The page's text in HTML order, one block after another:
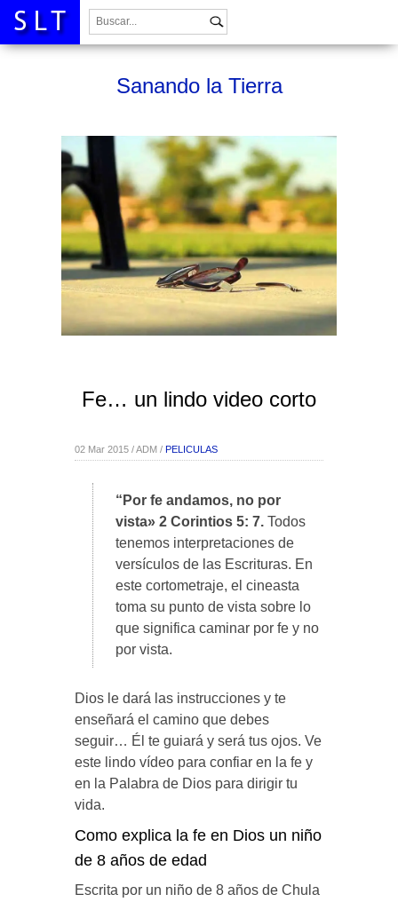
Buscar:
Sanando la Tierra
Fe… un lindo video corto
02 Mar 2015 / ADM / PELICULAS
“Por fe andamos, no por
vista» 2 Corintios 5: 7. Todos
tenemos interpretaciones de
versículos de las Escrituras. En
este cortometraje, el cineasta
toma su punto de vista sobre lo
que significa caminar por fe y no
por vista.
Dios le dará las instrucciones y te
enseñará el camino que debes
seguir… Él te guiará y será tus ojos. Ve
este lindo vídeo para confiar en la fe y
en la Palabra de Dios para dirigir tu
vida.
Como explica la fe en Dios un niño
de 8 años de edad
Escrita por un niño de 8 años de Chula